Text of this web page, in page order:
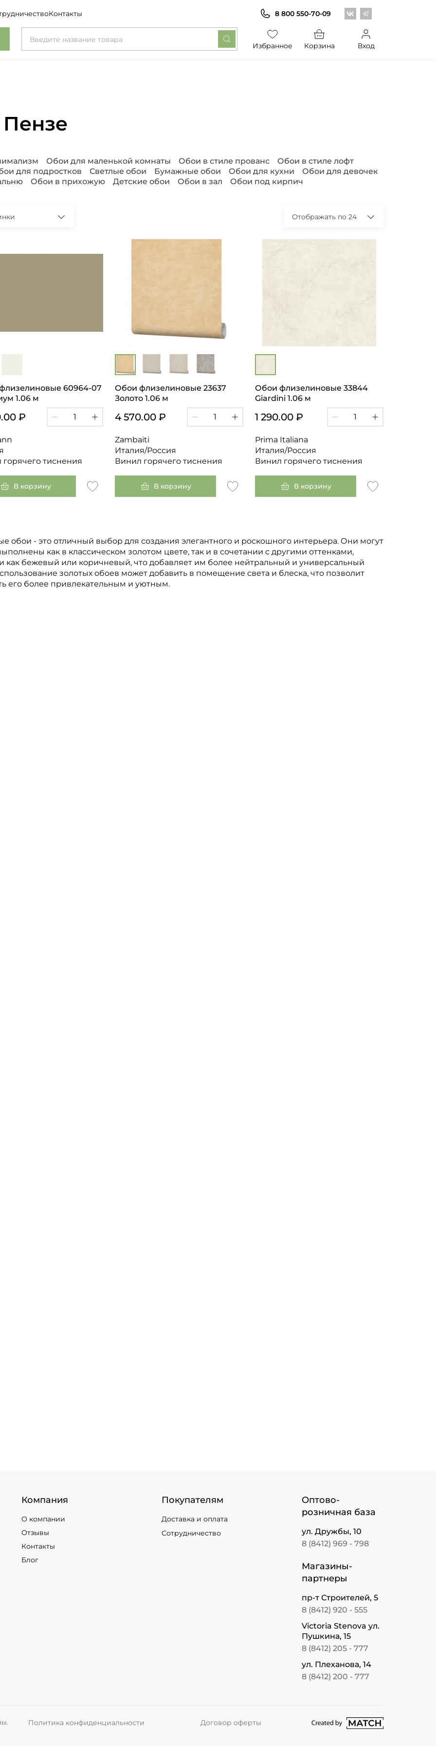
Контакты Центр обоев во
Центр обоев в
8 800 550-70-09
Избранное Корзина Вход
Обои для маленькой комнаты Обои в стиле прованс
Обои в стиле лофт
для подростков Светлые обои Бумажные обои Обои для кухни
Обои для девочек
Обои в прихожую Детские обои Обои в зал Обои под кирпич
Отображать по 24
60964-07
1.06 м
₽
горячего тиснения
В корзину
Обои флизелиновые 23637
Золото 1.06 м
4 570.00 ₽
Zambaiti
Италия/Россия
Винил горячего тиснения
В корзину
Обои флизелиновые 33844
Giardini 1.06 м
1 290.00 ₽
Prima Italiana
Италия/Россия
Винил горячего тиснения
В корзину
обои - это отличный выбор для создания элегантного и роскошного интерьера. Они могут
как в классическом золотом цвете, так и в сочетании с другими оттенками,
как бежевый или коричневый, что добавляет им более нейтральный и универсальный
золотых обоев может добавить в помещение света и блеска, что позволит
его более привлекательным и уютным.
Компания
О компании
Отзывы
Контакты
Блог
Покупателям
Доставка и оплата
Сотрудничество
Оптово-
розничная база
ул. Дружбы, 10
8 (8412) 969 - 798
Магазины-
партнеры
пр-т Строителей, 5
8 (8412) 920 - 555
Victoria Stenova ул.
Пушкина, 15
8 (8412) 205 - 777
ул. Плеханова, 14
8 (8412) 200 - 777
Политика конфиденциальности Договор оферты перейти на сайт студии